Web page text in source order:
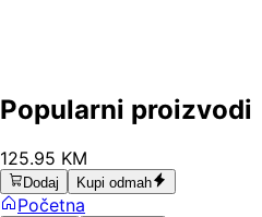
Popularni proizvodi
125.95 KM
Dodaj Kupi odmah
Početna